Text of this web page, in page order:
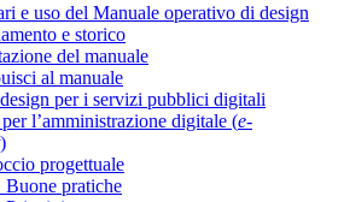
e uso del Manuale operativo di design
e storico
del manuale
al manuale
per i servizi pubblici digitali
l’amministrazione digitale (e-
)
progettuale
Buone pratiche